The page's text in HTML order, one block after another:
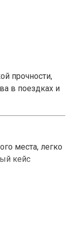
прочности,
в поездках и
места, легко
кейс